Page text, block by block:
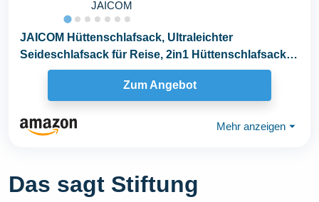
JAICOM
JAICOM Hüttenschlafsack, Ultraleichter
Seideschlafsack für Reise, 2in1 Hüttenschlafsack,
Bequemer...
Zum Angebot
Mehr anzeigen ⏷
Das sagt Stiftung